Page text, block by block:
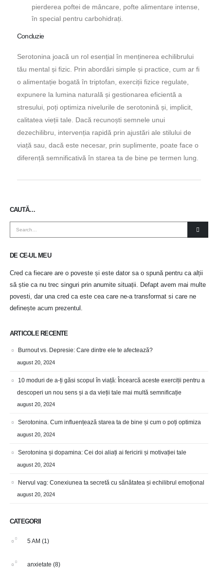
pierderea poftei de mâncare, pofte alimentare intense,
în special pentru carbohidrați.
Concluzie
Serotonina joacă un rol esențial în menținerea echilibrului
tău mental și fizic. Prin abordări simple și practice, cum ar fi
o alimentație bogată în triptofan, exerciții fizice regulate,
expunere la lumina naturală și gestionarea eficientă a
stresului, poți optimiza nivelurile de serotonină și, implicit,
calitatea vieții tale. Dacă recunoști semnele unui
dezechilibru, intervenția rapidă prin ajustări ale stilului de
viață sau, dacă este necesar, prin suplimente, poate face o
diferență semnificativă în starea ta de bine pe termen lung.
CAUTĂ…
DE CE-UL MEU
Cred ca fiecare are o poveste și este dator sa o spună pentru ca alții
să știe ca nu trec singuri prin anumite situații. Defapt avem mai multe
povesti, dar una cred ca este cea care ne-a transformat si care ne
definește acum prezentul.
ARTICOLE RECENTE
Burnout vs. Depresie: Care dintre ele te afectează?
august 20, 2024
10 moduri de a-ți găsi scopul în viață: Încearcă aceste exerciții pentru a
descoperi un nou sens și a da vieții tale mai multă semnificație
august 20, 2024
Serotonina. Cum influențează starea ta de bine și cum o poți optimiza
august 20, 2024
Serotonina și dopamina: Cei doi aliați ai fericirii și motivației tale
august 20, 2024
Nervul vag: Conexiunea ta secretă cu sănătatea și echilibrul emoțional
august 20, 2024
CATEGORII
5 AM (1)
anxietate (8)